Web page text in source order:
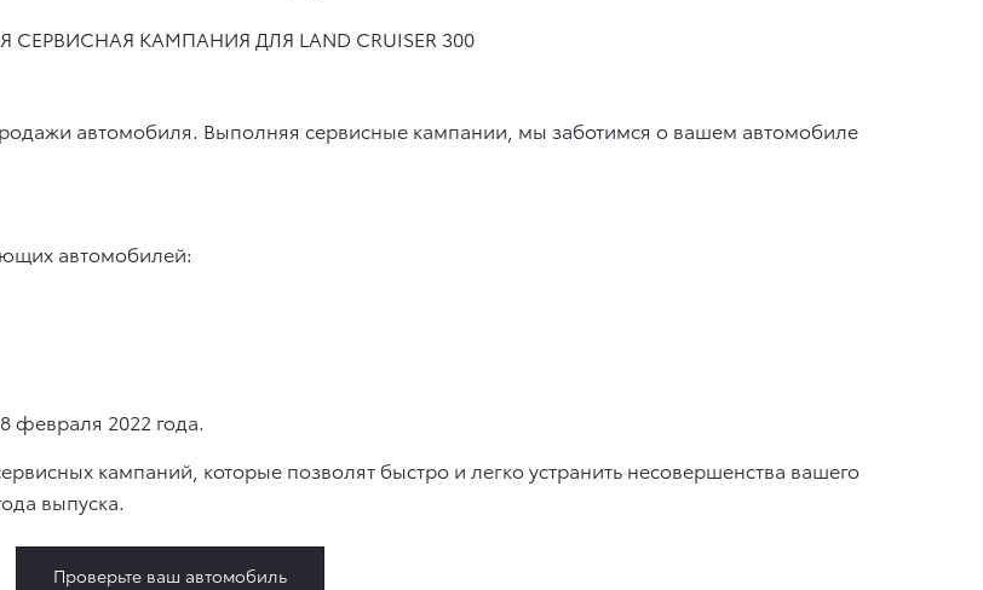
КАМПАНИЯ ДЛЯ LAND CRUISER 300
автомобиля. Выполняя сервисные кампании, мы заботимся о вашем автомобиле
автомобилей:
февраля 2022 года.
кампаний, которые позволят быстро и легко устранить несовершенства вашего
выпуска.
Проверьте ваш автомобиль